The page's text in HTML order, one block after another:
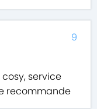
service
recommande
9